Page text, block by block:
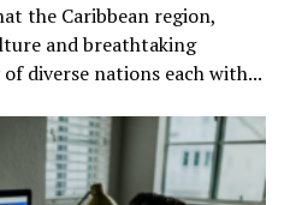
the Caribbean region,
and breathtaking
diverse nations each with...